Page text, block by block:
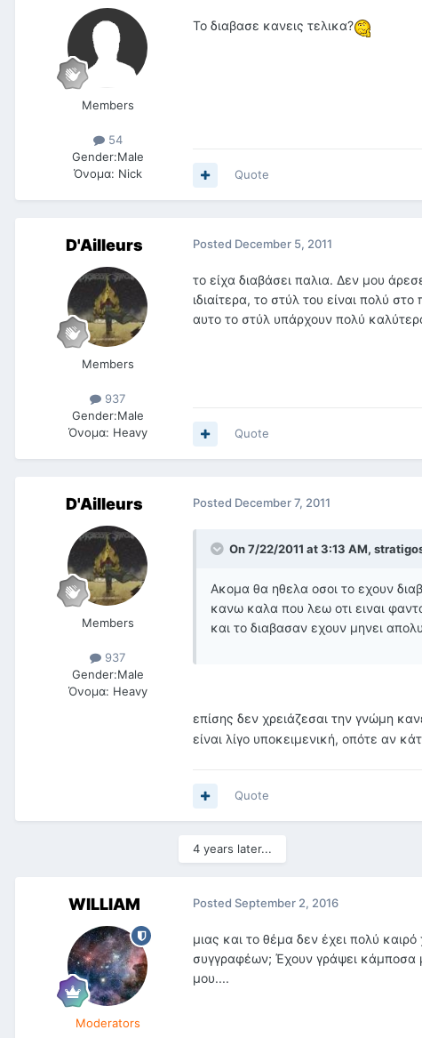
Members
54
Gender:Male
Όνομα: Nick
Το διαβασε κανεις τελικα?
Quote
D'Ailleurs
Members
937
Gender:Male
Όνομα: Heavy
Posted December 5, 2011
το είχα διαβάσει παλια. Δεν μου
ιδιαίτερα, το στύλ του είναι πολύ
αυτο το στύλ υπάρχουν πολύ
Quote
D'Ailleurs
Members
937
Gender:Male
Όνομα: Heavy
Posted December 7, 2011
On 7/22/2011 at 3:13 AM,
Ακομα θα ηθελα οσοι το εχουν
κανω καλα που λεω οτι ειναι
και το διαβασαν εχουν μηνει
επίσης δεν χρειάζεσαι την γνώμη
είναι λίγο υποκειμενική, οπότε αν
Quote
4 years later...
WILLIAM
Moderators
Posted September 2, 2016
μιας και το θέμα δεν έχει πολύ
συγγραφέων; Έχουν γράψει κάμποσα
μου....